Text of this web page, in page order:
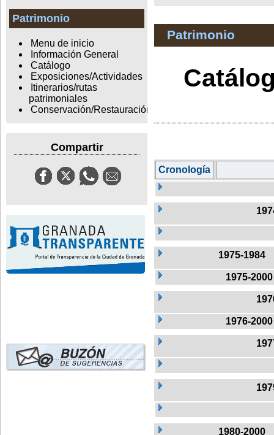
Patrimonio
Menu de inicio
Información General
Catálogo
Exposiciones/Actividades
Itinerarios/rutas
patrimoniales
Conservación/Restauración
Compartir
Patrimonio
Cronología
1975-1984
1975-2000
1976-2000
1980-2000